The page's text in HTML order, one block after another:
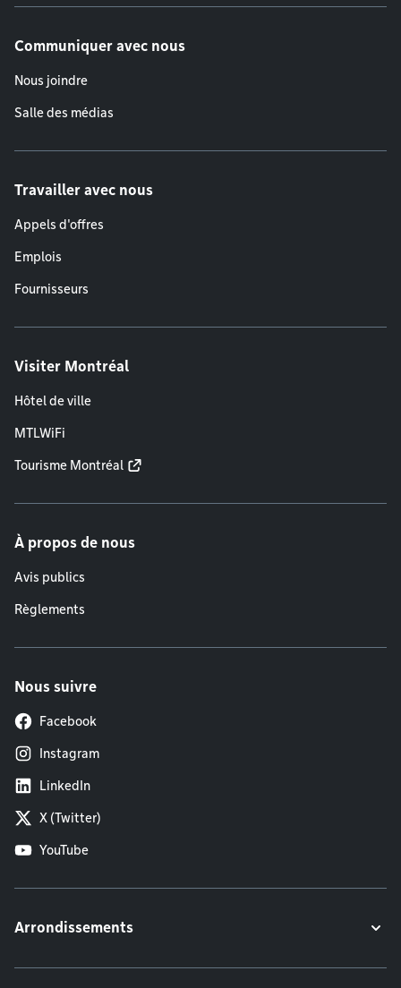
Communiquer avec nous
Nous joindre
Salle des médias
Travailler avec nous
Appels d'offres
Emplois
Fournisseurs
Visiter Montréal
Hôtel de ville
MTLWiFi
Tourisme Montréal
À propos de nous
Avis publics
Règlements
Nous suivre
Facebook
Instagram
LinkedIn
X (Twitter)
YouTube
Arrondissements